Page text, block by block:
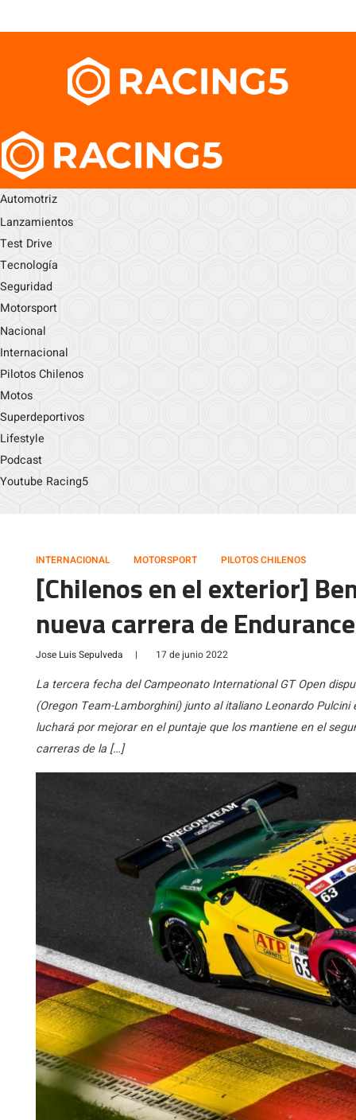
Automotriz
Lanzamientos
Test Drive
Tecnología
Seguridad
Motorsport
Nacional
Internacional
Pilotos Chilenos
Motos
Superdeportivos
Lifestyle
Podcast
Youtube Racing5
INTERNACIONAL MOTORSPORT PILOTOS CHILENOS
[Chilenos en el exterior]
nueva carrera de
Jose Luis Sepulveda | 17 de junio 2022
La tercera fecha del Campeonato International GT Open
(Oregon Team-Lamborghini) junto al italiano Leonardo
luchará por mejorar en el puntaje que los mantiene en el
carreras de la […]